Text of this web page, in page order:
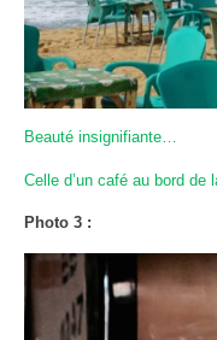
Beauté insignifiante…
Celle d’un café au bord de
Photo 3 :